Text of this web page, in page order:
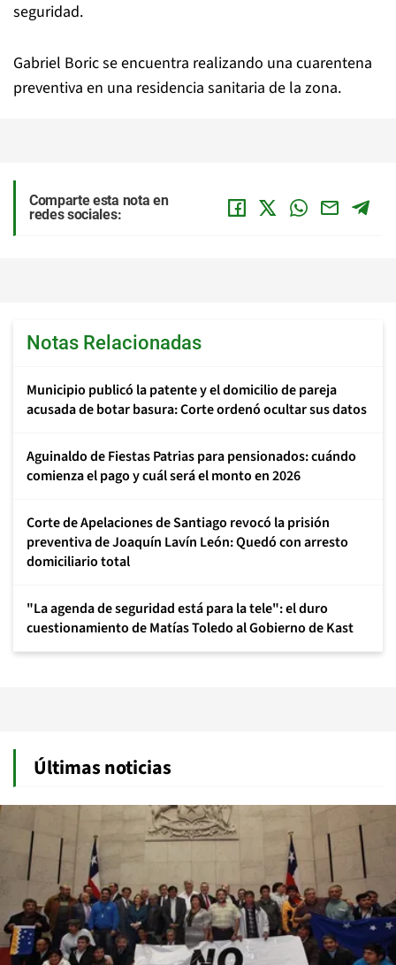
seguridad.
Gabriel Boric se encuentra realizando una cuarentena
preventiva en una residencia sanitaria de la zona.
Comparte esta nota en
redes sociales:
Notas Relacionadas
Municipio publicó la patente y el domicilio de pareja
acusada de botar basura: Corte ordenó ocultar sus datos
Aguinaldo de Fiestas Patrias para pensionados: cuándo
comienza el pago y cuál será el monto en 2026
Corte de Apelaciones de Santiago revocó la prisión
preventiva de Joaquín Lavín León: Quedó con arresto
domiciliario total
"La agenda de seguridad está para la tele": el duro
cuestionamiento de Matías Toledo al Gobierno de Kast
Últimas noticias